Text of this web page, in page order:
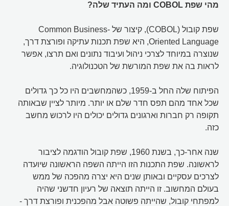
מהי שפת COBOL ומה העתיד שלה?
שפת קובול (COBOL), קיצור של Common Business-
Oriented Language, היא שפת תכנות עתיקה ופורצת דרך,
שנוצרה במיוחד לצרכי ניהול ועיבוד נתונים ואם תרצו, אפשר
לראות בה את שפת המורשת של הטכנולוגיה.
הפיתוח שלה החל ב-1959, כשהמחשבים היו כל כך גדולים
שכל אחד מהם תפס חדר שלם או יותר. מיותר לציין שבאותה
תקופה רק חברות וארגונים גדולים יכולים היו לרכוש מחשב
כזה.
שנה אחר-כך, בשנת 1960, שפת קובול הודגמה לציבור
לראשונה. שפת התכנות הזו הייתה השפה הראשונה שיועדה
לצרכים עסקיים ובאותן שנים היא יצרה מהפכה של ממש
בעולם המחשוב. זו הייתה תוצאה של רעיון חדשני שהיה
למפתחי קובול, שהייתה פשוטה אבל מהפכנית ופורצת דרך -